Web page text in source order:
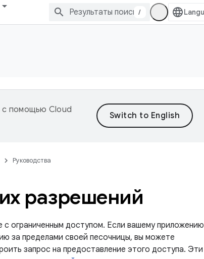
/
с помощью Cloud
Руководства
разрешений
ограниченным доступом. Если вашему приложению
за пределами своей песочницы, вы можете
запрос на предоставление этого доступа. Эти